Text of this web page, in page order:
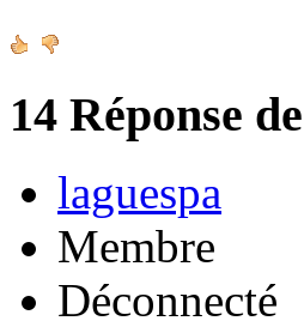
14 Réponse de
laguespa
Membre
Déconnecté